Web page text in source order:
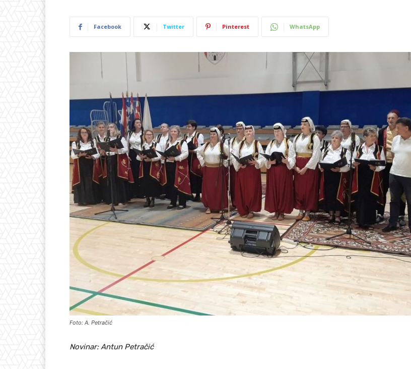
Facebook Twitter Pinterest WhatsApp
Foto: A. Petračić
Novinar: Antun Petračić